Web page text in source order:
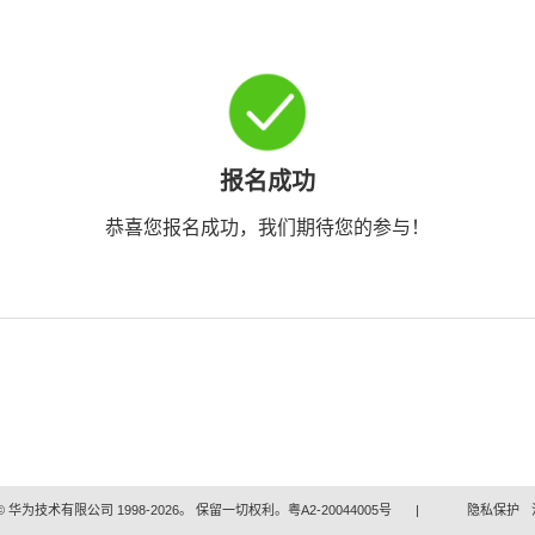
报名成功
恭喜您报名成功，我们期待您的参与！
华为技术有限公司 1998-2026。 保留一切权利。粤A2-20044005号 | 隐私保护